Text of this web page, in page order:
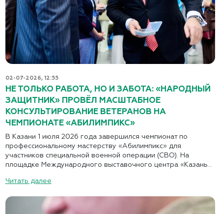
02-07-2026, 12:55
НЕ ТОЛЬКО РАБОТА, НО И ЗАБОТА: «НАРОДНЫЙ
ЗАЩИТНИК» ПРОВЁЛ МАСШТАБНОЕ
КОНСУЛЬТИРОВАНИЕ ВЕТЕРАНОВ НА
ЧЕМПИОНАТЕ «АБИЛИМПИКС»
В Казани 1 июля 2026 года завершился чемпионат по
профессиональному мастерству «Абилимпикс» для
участников специальной военной операции (СВО). На
площадке Международного выставочного центра «Казань...
Читать далее